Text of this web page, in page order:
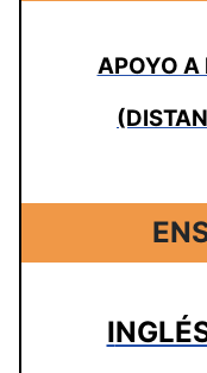
APOYO A
I